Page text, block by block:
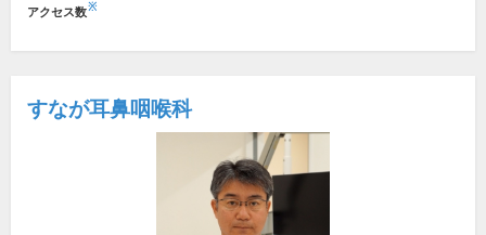
アクセス数※
すなが耳鼻咽喉科